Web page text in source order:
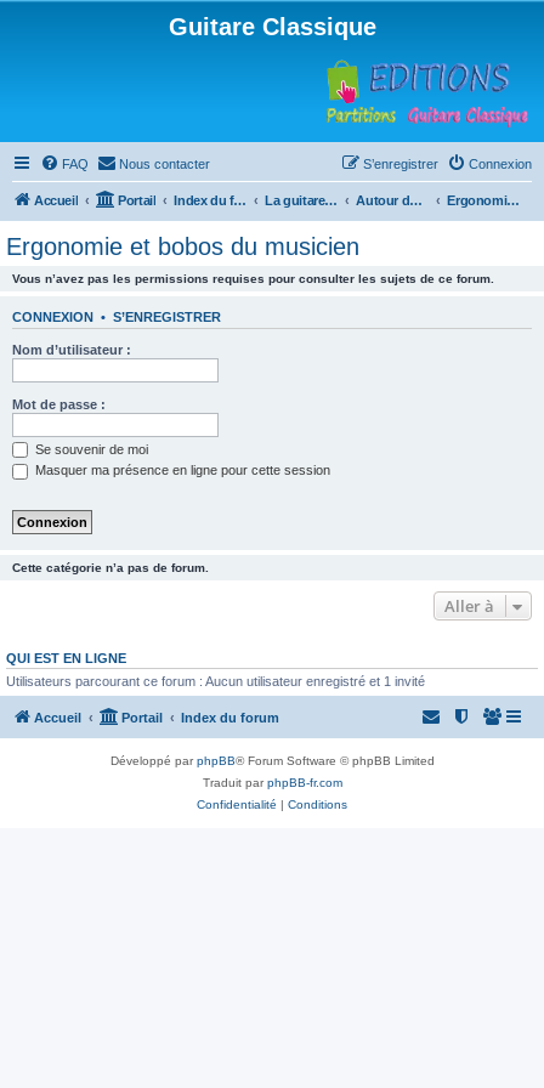
Guitare Classique
FAQ Nous contacter Connexion
S’enregistrer
Accueil Portail Index du forum La guitare : instrument, cours et théorie Autour de la guitare Ergonomie et bobos du musicien
Ergonomie et bobos du musicien
Vous n’avez pas les permissions requises pour consulter les sujets de ce forum.
CONNEXION • S’ENREGISTRER
Nom d’utilisateur :
Mot de passe :
Se souvenir de moi
Masquer ma présence en ligne pour cette session
Cette catégorie n’a pas de forum.
Aller à
QUI EST EN LIGNE
Utilisateurs parcourant ce forum : Aucun utilisateur enregistré et 1 invité
Accueil Portail Index du forum
Développé parphpBB® Forum Software © phpBB Limited
Traduit parphpBB-fr.com
Confidentialité | Conditions